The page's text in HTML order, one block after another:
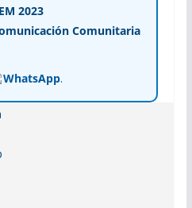
2023
Comunitaria
WhatsApp.